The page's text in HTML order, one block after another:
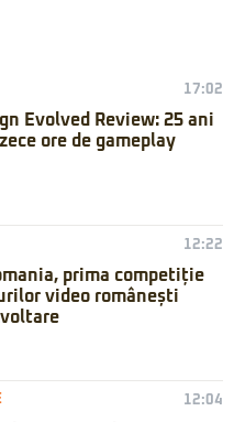
17:02
Evolved Review: 25 ani
ore de gameplay
12:22
prima competiție
video românești
12:04